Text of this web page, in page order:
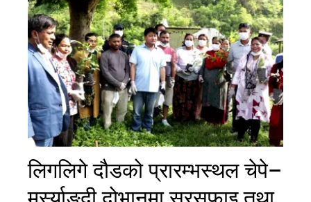
लिगलिगे दौडको प्रारम्भस्थल चेपे–